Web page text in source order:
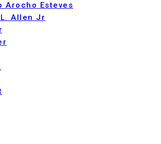
Arocho Esteves
Allen Jr